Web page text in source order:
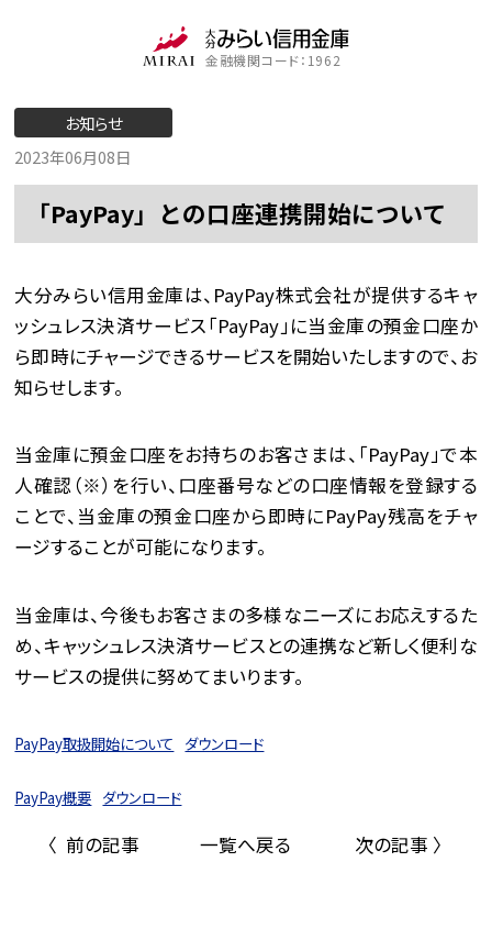
金融機関コード：1962
お知らせ
2023年06月08日
「PayPay」との口座連携開始について
大分みらい信用金庫は、PayPay株式会社が提供するキャ
ッシュレス決済サービス「PayPay」に当金庫の預金口座か
ら即時にチャージできるサービスを開始いたしますので、お
知らせします。
当金庫に預金口座をお持ちのお客さまは、「PayPay」で本
人確認（※）を行い、口座番号などの口座情報を登録する
ことで、当金庫の預金口座から即時にPayPay残高をチャ
ージすることが可能になります。
当金庫は、今後もお客さまの多様なニーズにお応えするた
め、キャッシュレス決済サービスとの連携など新しく便利な
サービスの提供に努めてまいります。
PayPay取扱開始について ダウンロード
PayPay概要 ダウンロード
〈 前の記事 一覧へ戻る 次の記事 〉